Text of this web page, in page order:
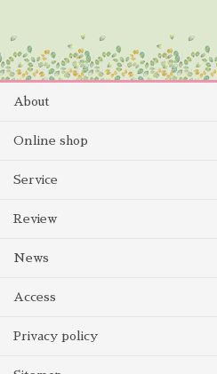
About
Online shop
Service
Review
News
Access
Privacy policy